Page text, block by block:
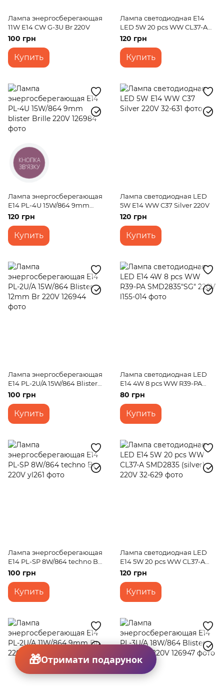
Лампа энергосберегающая
11W E14 CW G-3U Br 220V
100 грн
Купить
Лампа светодиодная E14
LED 5W 20 pcs WW CL37-A
SMD2835 (copper) 220V
120 грн
Купить
Лампа энергосберегающая
E14 PL-4U 15W/864 9mm
blister Brille 220V
120 грн
Купить
Лампа светодиодная LED
5W E14 WW C37 Silver 220V
120 грн
Купить
Лампа энергосберегающая
E14 PL-2U/A 15W/864 Blister
12mm Br 220V
100 грн
Купить
Лампа светодиодная LED
E14 4W 8 pcs WW R39-PA
SMD2835"SG" 220V
80 грн
Купить
Лампа энергосберегающая
E14 PL-SP 8W/864 techno Br
220V
100 грн
Купить
Лампа светодиодная LED
E14 5W 20 pcs WW CL37-A
SMD2835 (silver) 220V
120 грн
Купить
КНОПКА
ЗВ'ЯЗКУ
Отримати подарунок